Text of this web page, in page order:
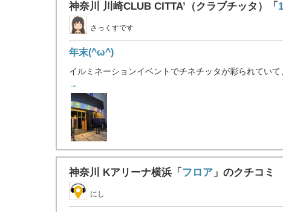
神奈川 川崎CLUB CITTA’（クラブチッタ）「
さっくすです
年末(^ω^)
イルミネーションイベントでチネチッタが彩られてい
→
神奈川 Kアリーナ横浜「 フロア 」のクチコミ
にし